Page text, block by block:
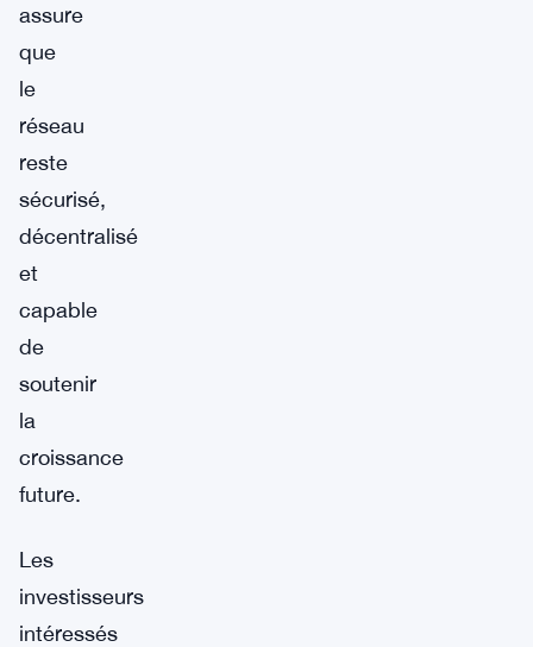
assure
que
le
réseau
reste
sécurisé,
décentralisé
et
capable
de
soutenir
la
croissance
future.
Les
investisseurs
intéressés